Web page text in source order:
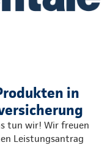
in
tun wir! Wir freuen
Leistungsantrag